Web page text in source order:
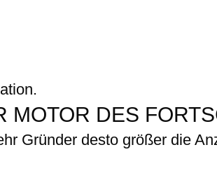
MOTOR DES
Gründer desto größer die